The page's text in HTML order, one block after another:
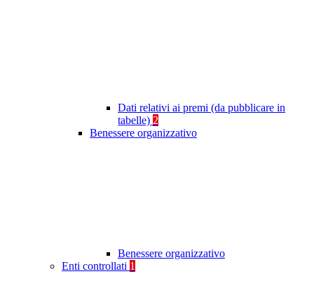
Dati relativi ai premi (da pubblicare in
tabelle) 2
Benessere organizzativo
Benessere organizzativo
Enti controllati 1